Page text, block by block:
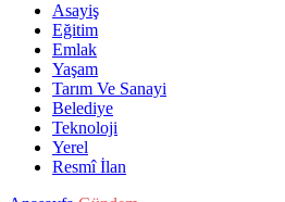
Asayiş
Eğitim
Emlak
Yaşam
Tarım Ve Sanayi
Belediye
Teknoloji
Yerel
Resmî İlan